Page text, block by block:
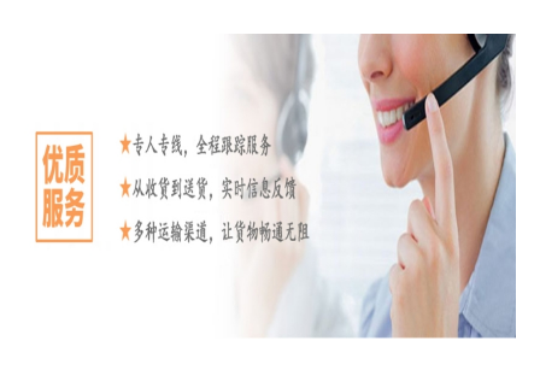
（2）
对于破损严重
的出现少货的查找原因将责任落实到相关人员；
仔细核对单据是否是商户所
发出的货物，（2）
核对配货清单是否是录入出现失误，似
是的话作废单据并重新做单，
（3） 出库时是否出现串货；
5、货物丢失的解决办法：（1）
寻找货物，确认丢失后补
货或者赔偿经济损失，
（2）查看监控系统，落实责任人，